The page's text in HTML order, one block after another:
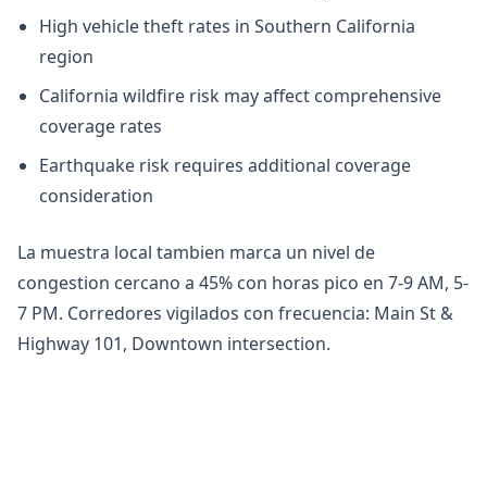
High vehicle theft rates in Southern California
region
California wildfire risk may affect comprehensive
coverage rates
Earthquake risk requires additional coverage
consideration
La muestra local tambien marca un nivel de
congestion cercano a 45% con horas pico en 7-9 AM, 5-
7 PM. Corredores vigilados con frecuencia: Main St &
Highway 101, Downtown intersection.